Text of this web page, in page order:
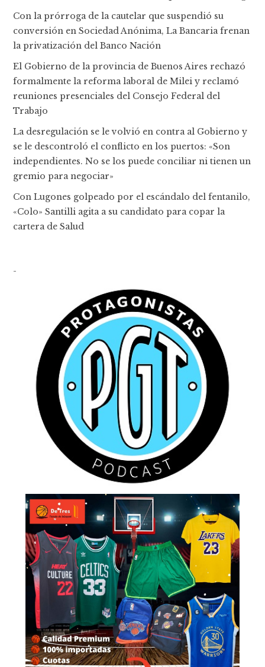
Con la prórroga de la cautelar que suspendió su
conversión en Sociedad Anónima, La Bancaria frenan
la privatización del Banco Nación
El Gobierno de la provincia de Buenos Aires rechazó
formalmente la reforma laboral de Milei y reclamó
reuniones presenciales del Consejo Federal del
Trabajo
La desregulación se le volvió en contra al Gobierno y
se le descontroló el conflicto en los puertos: «Son
independientes. No se los puede conciliar ni tienen un
gremio para negociar»
Con Lugones golpeado por el escándalo del fentanilo,
«Colo» Santilli agita a su candidato para copar la
cartera de Salud
-